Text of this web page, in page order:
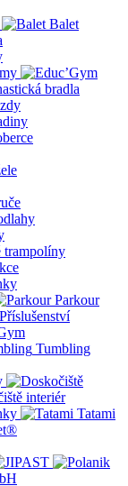
Balet
bradla
trampolíny
Parkour
Tumbling
interiér
Tatami